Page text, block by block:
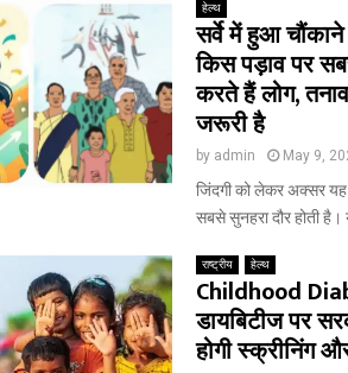
हेल्थ
सर्वे में हुआ
किस पड़ाव पर
करते हैं लोग,
जरूरी है
by admin May 9,
जिंदगी को लेकर अक्सर यह
सबसे सुनहरा दौर होती है।
राष्ट्रीय हेल्थ
Childhood
डायबिटीज पर
होगी स्क्रीनिंग